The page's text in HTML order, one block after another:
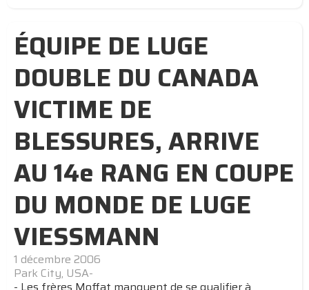
ÉQUIPE DE LUGE
DOUBLE DU CANADA
VICTIME DE
BLESSURES, ARRIVE
AU 14e RANG EN COUPE
DU MONDE DE LUGE
VIESSMANN
1 décembre 2006
Park City, USA-